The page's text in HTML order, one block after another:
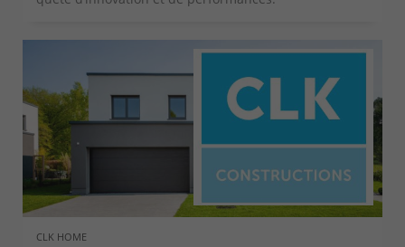
CLK HOME